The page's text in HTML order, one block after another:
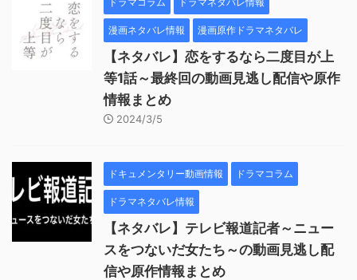
漫画ネタバレ情報 漫画原作ドラマネタバレ
【ネタバレ】恋をするなら二度目が上
等1話～最終回の動画見逃し配信や原作
情報まとめ
2024/3/5
ドキュメンタリー動画情報 ドラマコラム
ドラマネタバレ情報
【ネタバレ】テレビ報道記者～ニュー
スをつないだ女たち～の動画見逃し配
信や原作情報まとめ